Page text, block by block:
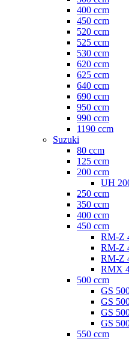
400 ccm
450 ccm
520 ccm
525 ccm
530 ccm
620 ccm
625 ccm
640 ccm
690 ccm
950 ccm
990 ccm
1190 ccm
Suzuki
80 ccm
125 ccm
200 ccm
UH
250 ccm
350 ccm
400 ccm
450 ccm
RM-Z
RM-Z
RM-Z
RMX
500 ccm
GS
GS
GS
GS
550 ccm